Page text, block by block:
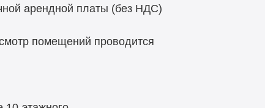
арендной платы (без НДС)
помещений проводится